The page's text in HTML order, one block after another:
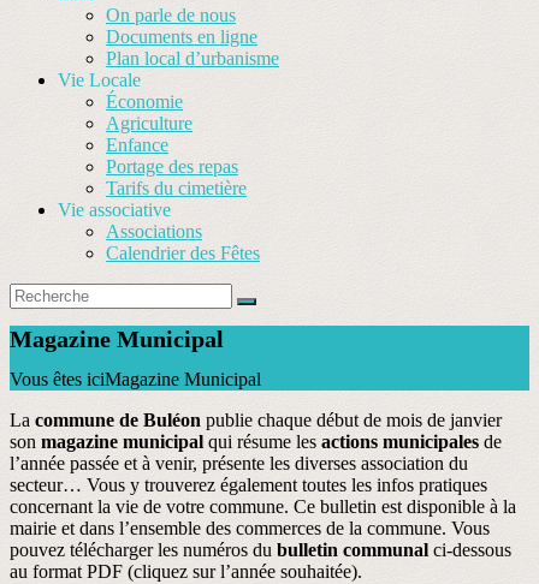
On parle de nous
Documents en ligne
Plan local d’urbanisme
Vie Locale
Économie
Agriculture
Enfance
Portage des repas
Tarifs du cimetière
Vie associative
Associations
Calendrier des Fêtes
Magazine Municipal
Vous êtes iciMagazine Municipal
La commune de Buléon publie chaque début de mois de janvier
son magazine municipal qui résume les actions municipales de
l’année passée et à venir, présente les diverses association du
secteur… Vous y trouverez également toutes les infos pratiques
concernant la vie de votre commune. Ce bulletin est disponible à la
mairie et dans l’ensemble des commerces de la commune. Vous
pouvez télécharger les numéros du bulletin communal ci-dessous
au format PDF (cliquez sur l’année souhaitée).